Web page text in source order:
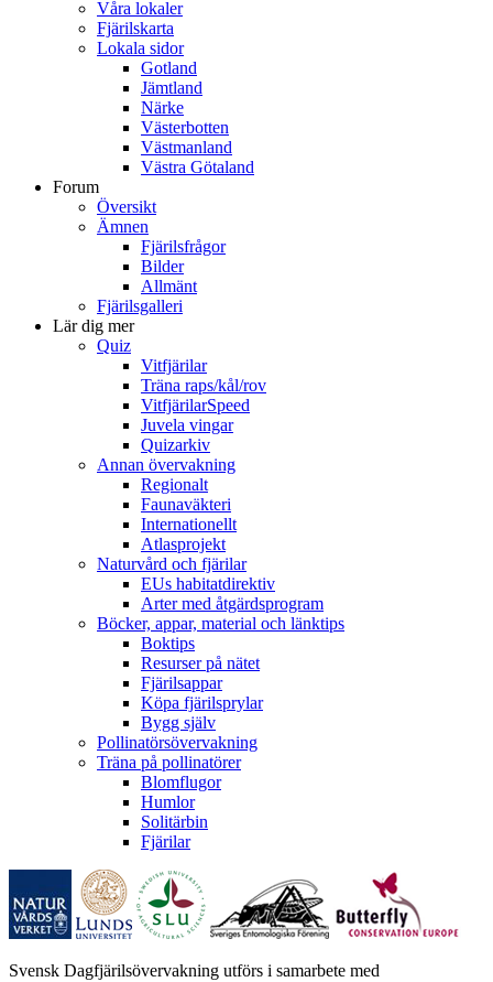
Våra lokaler
Fjärilskarta
Lokala sidor
Gotland
Jämtland
Närke
Västerbotten
Västmanland
Västra Götaland
Forum
Översikt
Ämnen
Fjärilsfrågor
Bilder
Allmänt
Fjärilsgalleri
Lär dig mer
Quiz
Vitfjärilar
Träna raps/kål/rov
VitfjärilarSpeed
Juvela vingar
Quizarkiv
Annan övervakning
Regionalt
Faunaväkteri
Internationellt
Atlasprojekt
Naturvård och fjärilar
EUs habitatdirektiv
Arter med åtgärdsprogram
Böcker, appar, material och länktips
Boktips
Resurser på nätet
Fjärilsappar
Köpa fjärilsprylar
Bygg själv
Pollinatörsövervakning
Träna på pollinatörer
Blomflugor
Humlor
Solitärbin
Fjärilar
Svensk Dagfjärilsövervakning utförs i samarbete med